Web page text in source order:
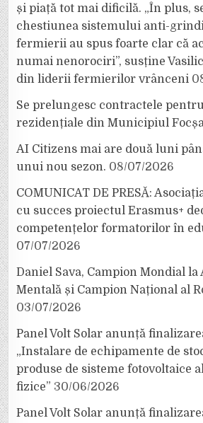
și piață tot mai dificilă. „În plus,
chestiunea sistemului anti-
fermierii au spus foarte clar că
numai nenorociri”, susține
din liderii fermierilor vrânceni
Se prelungesc contractele
rezidențiale din Municipiul
AI Citizens mai are două luni
unui nou sezon. 08/07/2026
COMUNICAT DE PRESĂ:
cu succes proiectul Erasmus+
competențelor formatorilor în
07/07/2026
Daniel Sava, Campion Mondial
Mentală și Campion Național al
03/07/2026
Panel Volt Solar anunță
„Instalare de echipamente de
produse de sisteme fotovoltaice
fizice” 30/06/2026
Panel Volt Solar anunță